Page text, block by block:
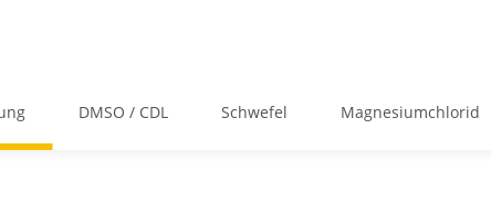
DMSO / CDL Schwefel Magnesiumchlorid